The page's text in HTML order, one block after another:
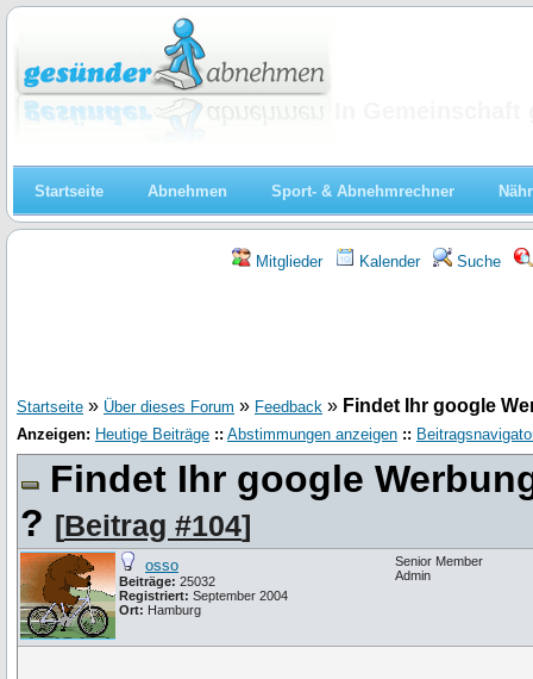
Startseite Abnehmen Sport- & Abnehmrechner
Mitglieder Kalender Suche
Startseite » Über dieses Forum » Feedback » Findet Ihr google
Anzeigen: Heutige Beiträge :: Abstimmungen anzeigen ::
Findet Ihr google
? [Beitrag #104]
osso
Beiträge: 25032
Registriert: September 2004
Ort: Hamburg
Senior Member
Admin